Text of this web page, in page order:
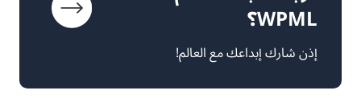
WPML؟
إذن شارك إبداعك مع العالم!